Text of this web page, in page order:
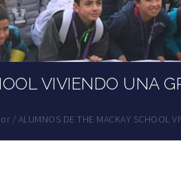
VIVIENDO UNA
/ ALUMNOS DE THE MACKAY SCHOOL